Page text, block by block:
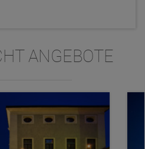
ANGEBOTE